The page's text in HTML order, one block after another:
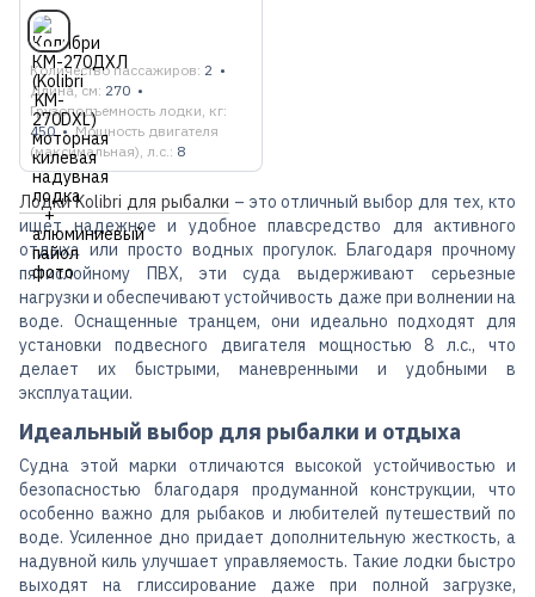
Количество пассажиров 2
Длина, см 270
Грузоподъемность лодки, кг
450
Мощность двигателя
(максимальная), л.с. 8
Лодки Kolibri для рыбалки – это отличный выбор для тех, кто
ищет надежное и удобное плавсредство для активного
отдыха или просто водных прогулок. Благодаря прочному
пятислойному ПВХ, эти суда выдерживают серьезные
нагрузки и обеспечивают устойчивость даже при волнении на
воде. Оснащенные транцем, они идеально подходят для
установки подвесного двигателя мощностью 8 л.с., что
делает их быстрыми, маневренными и удобными в
эксплуатации.
Идеальный выбор для рыбалки и отдыха
Судна этой марки отличаются высокой устойчивостью и
безопасностью благодаря продуманной конструкции, что
особенно важно для рыбаков и любителей путешествий по
воде. Усиленное дно придает дополнительную жесткость, а
надувной киль улучшает управляемость. Такие лодки быстро
выходят на глиссирование даже при полной загрузке,